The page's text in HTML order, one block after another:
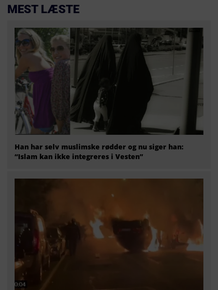
MEST LÆSTE
Han har selv muslimske rødder og nu siger han:
“Islam kan ikke integreres i Vesten”